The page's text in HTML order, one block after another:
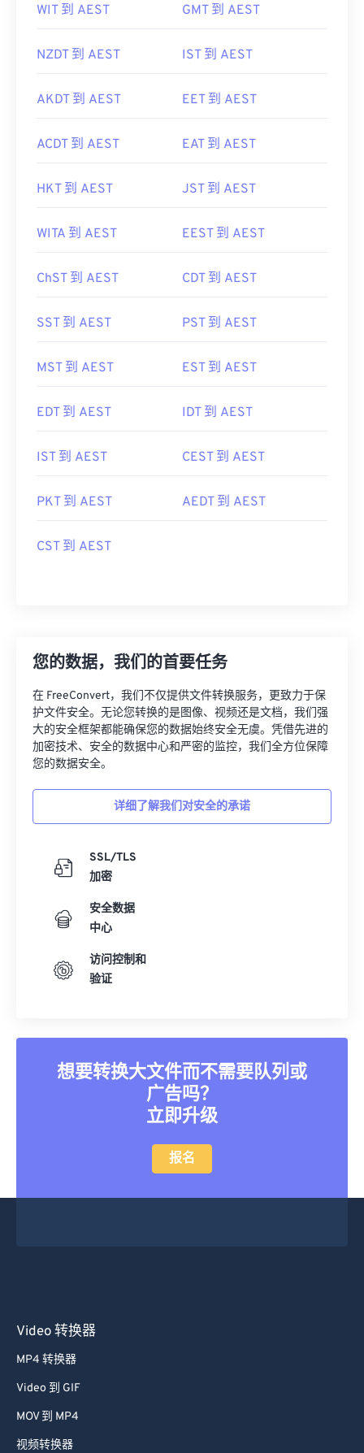
WIT 到 AEST GMT 到 AEST
NZDT 到 AEST IST 到 AEST
AKDT 到 AEST EET 到 AEST
ACDT 到 AEST EAT 到 AEST
HKT 到 AEST JST 到 AEST
WITA 到 AEST EEST 到 AEST
ChST 到 AEST CDT 到 AEST
SST 到 AEST PST 到 AEST
MST 到 AEST EST 到 AEST
EDT 到 AEST IDT 到 AEST
IST 到 AEST CEST 到 AEST
PKT 到 AEST AEDT 到 AEST
CST 到 AEST
您的数据，我们的首要任务
在 FreeConvert，我们不仅提供文件转换服务，更致力于保
护文件安全。无论您转换的是图像、视频还是文档，我们强
大的安全框架都能确保您的数据始终安全无虞。凭借先进的
加密技术、安全的数据中心和严密的监控，我们全方位保障
您的数据安全。
详细了解我们对安全的承诺
SSL/TLS
加密
安全数据
中心
访问控制和
验证
想要转换大文件而不需要队列或
广告吗？
立即升级
报名
Video 转换器
MP4 转换器
Video 到 GIF
MOV 到 MP4
视频转换器